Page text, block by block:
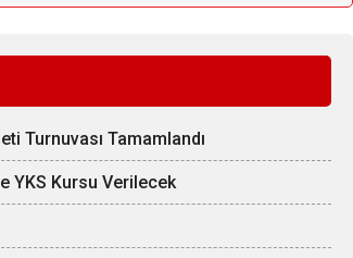
Turnuvası Tamamlandı
YKS Kursu Verilecek